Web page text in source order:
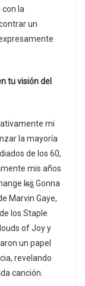
la
un
tu visión del
mi
la mayoría
de los 60,
mis años
Iss Gonna
Marvin Gaye,
los Staple
of Joy y
un papel
revelando
canción.